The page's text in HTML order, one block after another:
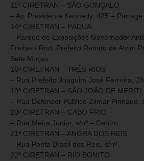
11ª CIRETRAN – SÃO GONÇALO
– Av. Presidente Kennedy, 425 –
14ª CIRETRAN – PÁDUA
– Parque de Exposições Governador
Freitas / Rod. Prefeito Renato de Alvim
Sete Moças
16ª CIRETRAN – TRÊS RIOS
– Rua Prefeito Joaquim José Ferreira,
19ª CIRETRAN – SÃO JOÃO DE MERITI
– Rua Defensor Público Zilmar Pinnaud,
20ª CIRETRAN – CABO FRIO
– Rua Meira Junior, s/nº – Centro
21ª CIRETRAN – ANGRA DOS REIS
– Rua Poeta Brasil dos Reis, s/nº
22ª CIRETRAN – RIO BONITO